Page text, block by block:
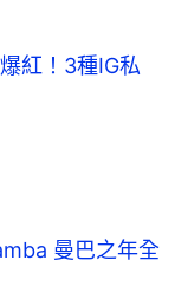
紅！3種IG私
曼巴之年全